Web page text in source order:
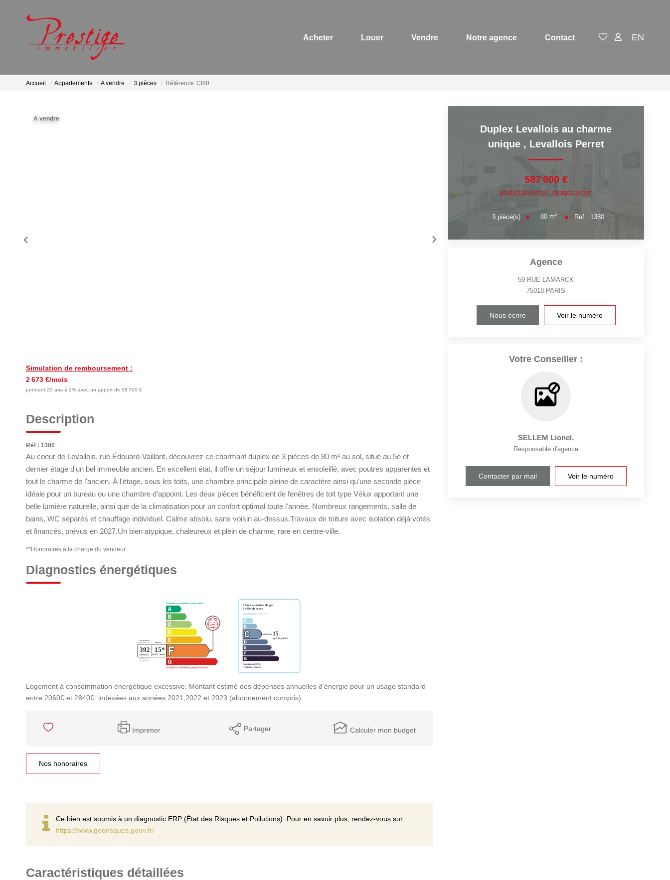
Acheter Louer Vendre Notre agence Contact EN
Accueil Appartements A vendre 3 pièces Référence 1380
A vendre
Simulation de remboursement :
2 673 €/mois
pendant 20 ans à 2% avec un apport de 58 700 €
Description
Réf : 1380
Au coeur de Levallois, rue Édouard-Vaillant, découvrez ce charmant duplex de 3 pièces de 80 m² au sol, situé au 5e et
dernier étage d'un bel immeuble ancien. En excellent état, il offre un séjour lumineux et ensoleillé, avec poutres apparentes et
tout le charme de l'ancien. À l'étage, sous les toits, une chambre principale pleine de caractère ainsi qu'une seconde pièce
idéale pour un bureau ou une chambre d'appoint. Les deux pièces bénéficient de fenêtres de toit type Vélux apportant une
belle lumière naturelle, ainsi que de la climatisation pour un confort optimal toute l'année. Nombreux rangements, salle de
bains, WC séparés et chauffage individuel. Calme absolu, sans voisin au-dessus.Travaux de toiture avec isolation déjà votés
et financés, prévus en 2027.Un bien atypique, chaleureux et plein de charme, rare en centre-ville.
**Honoraires à la charge du vendeur
Diagnostics énergétiques
Logement à consommation énergétique excessive. Montant estimé des dépenses annuelles d'énergie pour un usage standard
entre 2060€ et 2840€. indexées aux années 2021,2022 et 2023 (abonnement compris).
Imprimer Partager Calculer mon budget
Nos honoraires
Ce bien est soumis à un diagnostic ERP (État des Risques et Pollutions). Pour en savoir plus, rendez-vous sur
https://www.georisques.gouv.fr/
Caractéristiques détaillées
Duplex Levallois au charme
unique , Levallois Perret
587 000 €
product.price.fees_charges.teaser
3 pièce(s) 80 m² Réf : 1380
Agence
59 RUE LAMARCK
75018 PARIS
Nous écrire Voir le numéro
Votre Conseiller :
SELLEM Lionel,
Responsable d'agence
Contacter par mail Voir le numéro